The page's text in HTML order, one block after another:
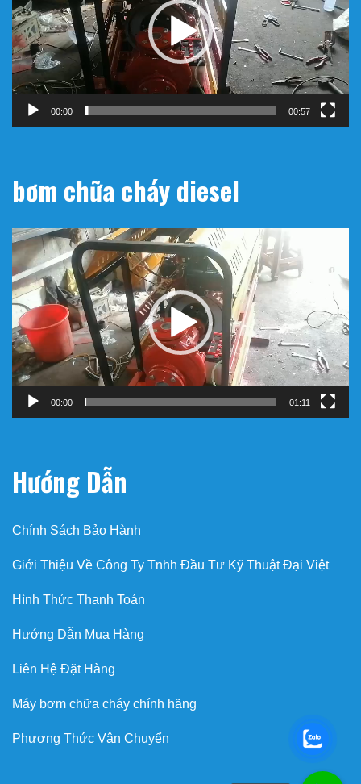
00:00 00:57
bơm chữa cháy diesel
Trình
chơi
Video
00:00 01:11
Hướng Dẫn
Chính Sách Bảo Hành
Giới Thiệu Về Công Ty Tnhh Đầu Tư Kỹ Thuật Đại Việt
Hình Thức Thanh Toán
Hướng Dẫn Mua Hàng
Liên Hệ Đặt Hàng
Máy bơm chữa cháy chính hãng
Phương Thức Vận Chuyển